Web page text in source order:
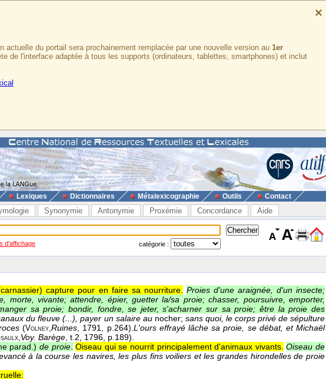
×
du portail sera prochainement remplacée par une nouvelle version au 1er
de l'interface adaptée à tous les supports (ordinateurs, tablettes, smartphones) et inclut
Lexiques Dictionnaires Métalexicographie Outils Contact
Synonymie Antonymie Proxémie Concordance Aide
d'affichage catégorie :
capture pour en faire sa nourriture. Proies d'une araignée, d'un insecte;
morte, vivante; attendre, épier, guetter la/sa proie; chasser, poursuivre, emporter,
sa proie; bondir, fondre, se jeter, s'acharner sur sa proie; être la proie des
du fleuve (...), payer un salaire aunocher; sans quoi, le corps privé de sépulture
(Volney,Ruines, 1791, p.264).L'ours effrayé lâche sa proie, se débat, et Michaël
Voy. Barège, t.2, 1796, p.189).
parad.) de proie. Oiseau qui se nourrit principalement d'animaux vivants. Oiseau de
à la course les navires, les plus fins voiliers et les grandes hirondelles de proie